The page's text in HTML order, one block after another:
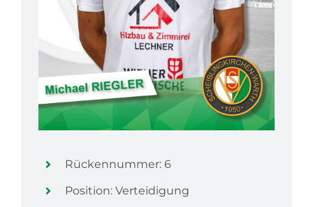
Rückennummer: 6
Position: Verteidigung